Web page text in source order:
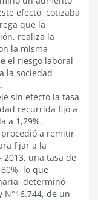
efecto, cotizaba
que la
realiza la
la misma
el riesgo laboral
la sociedad
sin efecto la tasa
recurrida fijó a
a 1,29%.
a remitir
fijar a la
2013, una tasa de
lo que
determinó
de un